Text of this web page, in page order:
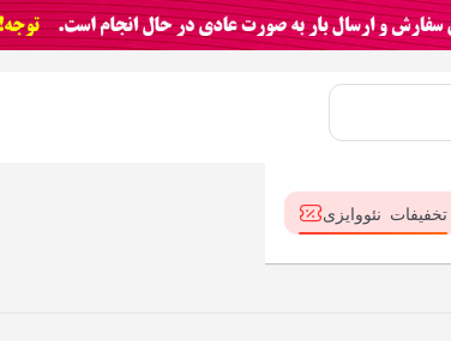
تخفیفات نئووایزی